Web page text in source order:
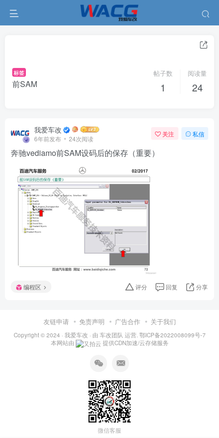
标签
前SAM
帖子数
1
阅读量
24
我爱车改
6年前发布 24次阅读
关注 私信
奔驰vediamo前SAM设码后的保存（重要）
编程区 评分 回复 分享
友链申请 免责声明 广告合作 关于我们
Copyright © 2024 · 我爱车改 · 由 车改团队 运营. 鄂ICP备2022008099号-7
本网站由
提供CDN加速/云存储服务
微信客服